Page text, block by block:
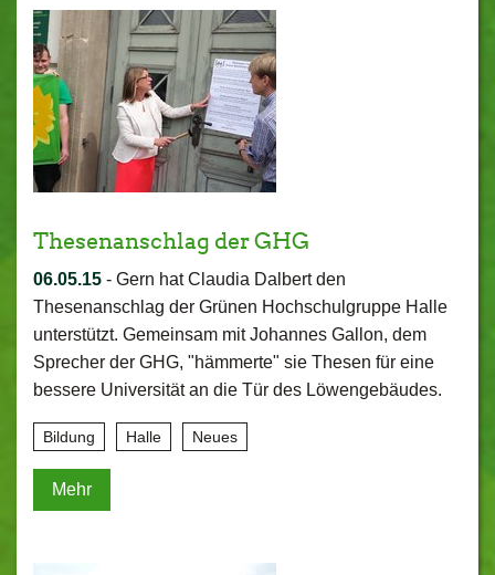
Thesenanschlag der GHG
06.05.15 - Gern hat Claudia Dalbert den
Thesenanschlag der Grünen Hochschulgruppe Halle
unterstützt. Gemeinsam mit Johannes Gallon, dem
Sprecher der GHG, "hämmerte" sie Thesen für eine
bessere Universität an die Tür des Löwengebäudes.
Bildung Halle Neues
Mehr